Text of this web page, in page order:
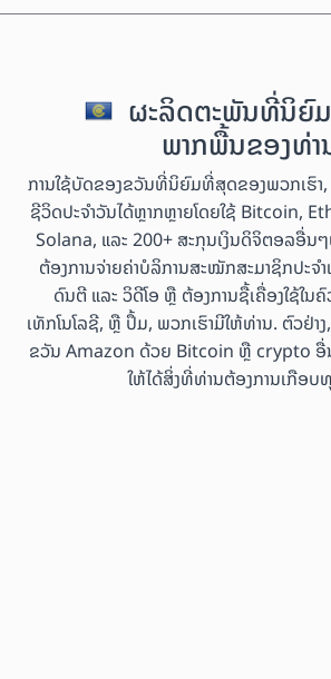
ຜະລິດຕະພັນທີ່ນິຍົ
ພາກພື້ນຂອງທ່າ
ການໃຊ້ບັດຂອງຂວັນທີ່ນິຍົມທີ່ສຸດຂອງພວກເຮົາ,
ຊີວິດປະຈຳວັນໄດ້ຫຼາກຫຼາຍໂດຍໃຊ້ Bitcoin,
Solana, ແລະ 200+ ສະກຸນເງິນດິຈິຕອລອື່ນ
ຕ້ອງການຈ່າຍຄ່າບໍລິການສະໝັກສະມາຊິກປະຈ
ດົນຕີ ແລະ ວິດີໂອ ຫຼື ຕ້ອງການຊື້ເຄື່ອງໃຊ້ໃນ
ເທັກໂນໂລຊີ, ຫຼື ປຶ້ມ, ພວກເຮົາມີໃຫ້ທ່ານ. ຕົວຢ່າ
ຂວັນ Amazon ດ້ວຍ Bitcoin ຫຼື crypto ອື່ນ
ໃຫ້ໄດ້ສິ່ງທີ່ທ່ານຕ້ອງການເກືອບ